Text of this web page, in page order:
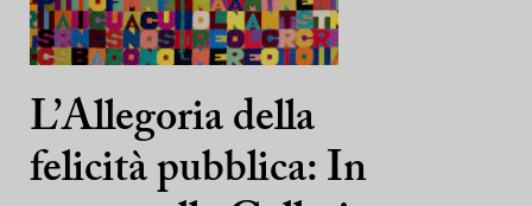
L’Allegoria della
felicità pubblica: In